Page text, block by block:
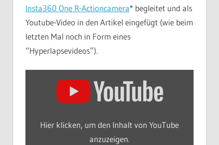
Insta360 One R-Actioncamera* begleitet und als
Youtube-Video in den Artikel eingefügt (wie beim
letzten Mal noch in Form eines
“Hyperlapsevideos”).
Hier klicken, um den Inhalt von YouTube
anzuzeigen.